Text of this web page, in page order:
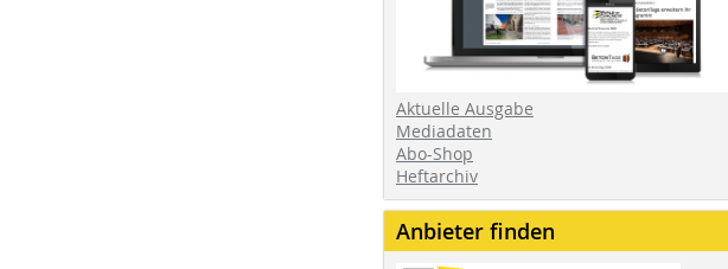
Aktuelle Ausgabe
Mediadaten
Abo-Shop
Heftarchiv
Anbieter finden